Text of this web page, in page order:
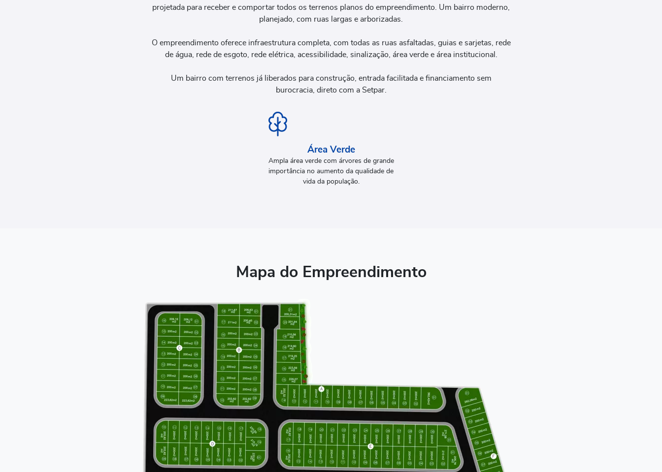
projetada para receber e comportar todos os terrenos planos do empreendimento. Um bairro moderno,
planejado, com ruas largas e arborizadas.
O empreendimento oferece infraestrutura completa, com todas as ruas asfaltadas, guias e sarjetas, rede
de água, rede de esgoto, rede elétrica, acessibilidade, sinalização, área verde e área institucional.
Um bairro com terrenos já liberados para construção, entrada facilitada e financiamento sem
burocracia, direto com a Setpar.
Área Verde
Ampla área verde com árvores de grande
importância no aumento da qualidade de
vida da população.
Mapa do Empreendimento